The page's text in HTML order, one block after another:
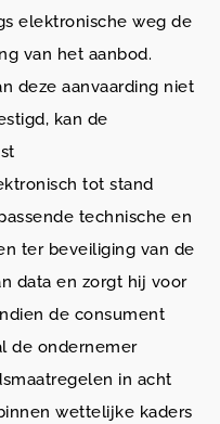
elektronische weg de
van het aanbod.
deze aanvaarding niet
kan de
tot stand
technische en
ter beveiliging van de
data en zorgt hij voor
de consument
de ondernemer
in acht
wettelijke kaders